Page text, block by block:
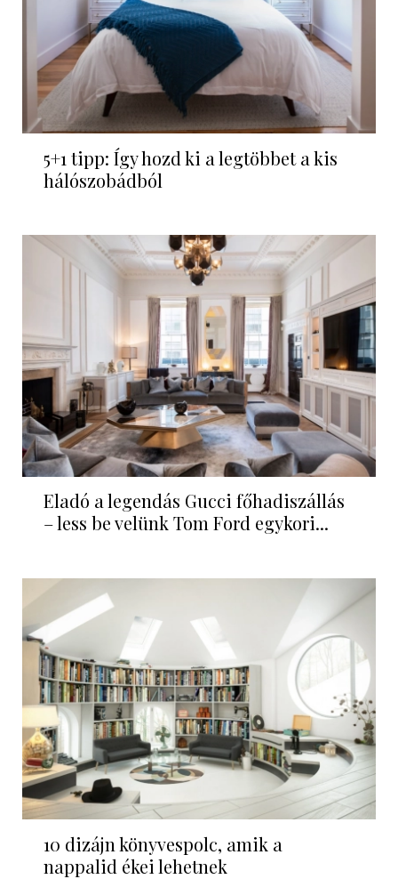
5+1 tipp: Így hozd ki a legtöbbet a kis
hálószobádból
Eladó a legendás Gucci főhadiszállás
– less be velünk Tom Ford egykori...
10 dizájn könyvespolc, amik a
nappalid ékei lehetnek